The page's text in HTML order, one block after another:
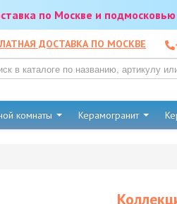
по Москве и
ДОСТАВКА ПО МОСКВЕ
комнаты Керамогранит